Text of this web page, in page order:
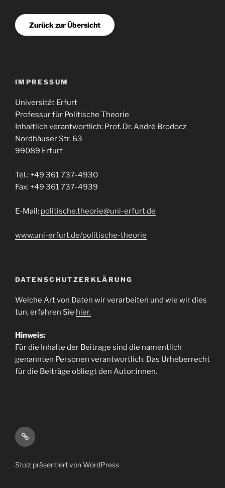
Zurück zur Übersicht
IMPRESSUM
Universität Erfurt
Professur für Politische Theorie
Inhaltlich verantwortlich: Prof. Dr. André Brodocz
Nordhäuser Str. 63
99089 Erfurt
Tel.: +49 361 737-4930
Fax: +49 361 737-4939
E-Mail: politische.theorie@uni-erfurt.de
www.uni-erfurt.de/politische-theorie
DATENSCHUTZERKLÄRUNG
Welche Art von Daten wir verarbeiten und wie wir dies
tun, erfahren Sie hier.
Hinweis:
Für die Inhalte der Beitrage sind die namentlich
genannten Personen verantwortlich. Das Urheberrecht
für die Beiträge obliegt den Autor:innen.
Klima-
&
Stolz präsentiert von WordPress